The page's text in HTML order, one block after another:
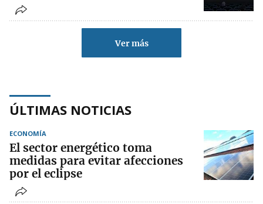
Ver más
ÚLTIMAS NOTICIAS
ECONOMÍA
El sector energético toma
medidas para evitar afecciones
por el eclipse